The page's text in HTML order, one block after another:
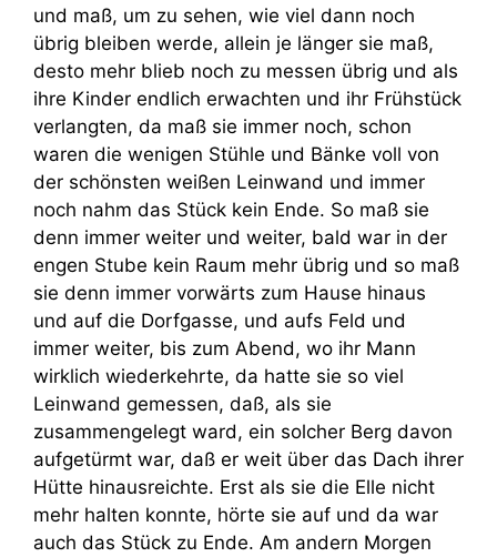
und maß, um zu sehen, wie viel dann noch
übrig bleiben werde, allein je länger sie maß,
desto mehr blieb noch zu messen übrig und als
ihre Kinder endlich erwachten und ihr Frühstück
verlangten, da maß sie immer noch, schon
waren die wenigen Stühle und Bänke voll von
der schönsten weißen Leinwand und immer
noch nahm das Stück kein Ende. So maß sie
denn immer weiter und weiter, bald war in der
engen Stube kein Raum mehr übrig und so maß
sie denn immer vorwärts zum Hause hinaus
und auf die Dorfgasse, und aufs Feld und
immer weiter, bis zum Abend, wo ihr Mann
wirklich wiederkehrte, da hatte sie so viel
Leinwand gemessen, daß, als sie
zusammengelegt ward, ein solcher Berg davon
aufgetürmt war, daß er weit über das Dach ihrer
Hütte hinausreichte. Erst als sie die Elle nicht
mehr halten konnte, hörte sie auf und da war
auch das Stück zu Ende. Am andern Morgen